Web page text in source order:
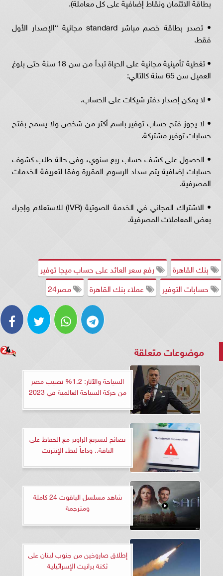
• تصدر بطاقة خصم مباشر standard مجانية “الإصدار الأول
فقط.
• تغطية تأمينية مجانية على الحياة تبدأ من سن 18 سنة حتى بلوغ
العميل سن 65 سنة كالتالي:
• لا يمكن إصدار دفتر شيكات على الحساب.
• لا يجوز فتح حساب توفير باسم أكثر من شخص ولا يسمح بفتح
حسابات توفير مشتركة.
• الحصول على كشف حساب ربع سنوي، وفى حالة طلب كشوف
حسابات إضافية يتم سداد الرسوم المقررة وفقا لتعريفة الخدمات
المصرفية.
• الاشتراك المجاني في الخدمة الصوتية (IVR) للاستعلام وإجراء
بعض المعاملات المصرفية.
بنك القاهرة
رفع سعر العائد على حساب ميجا توفير
حسابات التوفير
عملاء بنك القاهرة مصر24
موضوعات متعلقة
السياحة والآثار: 1.2% نصيب مصر
من حركة السياحة العالمية في 2023
نصائح لتسريع الراوتر مع الحفاظ على
الباقة.. وداعاً لبطء الإنترنت
شاهد مسلسل الياقوت 24 كاملة
ومترجمة
إطلاق صاروخين من جنوب لبنان على
ثكنة برانيت الإسرائيلية